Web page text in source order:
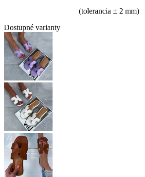
(tolerancia ± 2 mm)
Dostupné varianty